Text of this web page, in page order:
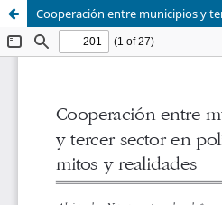
Cooperación entre municipios y